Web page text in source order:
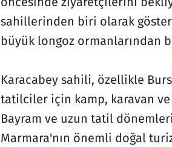
sahillerinden biri olarak
büyük longoz ormanlarından
Karacabey sahili, özellikle
tatilciler için kamp, karavan
Bayram ve uzun tatil
Marmara'nın önemli doğal